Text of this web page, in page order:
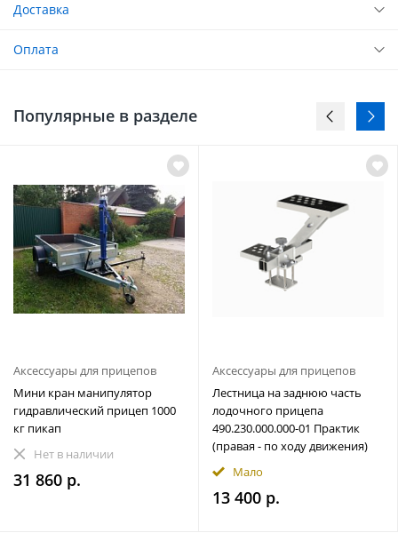
Доставка
Оплата
Популярные в разделе
Аксессуары для прицепов
Мини кран манипулятор
гидравлический прицеп 1000
кг пикап
Нет в наличии
31 860 р.
Аксессуары для прицепов
Лестница на заднюю часть
лодочного прицепа
490.230.000.000-01 Практик
(правая - по ходу движения)
Мало
13 400 р.